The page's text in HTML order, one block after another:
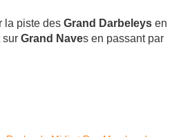
la piste des Grand Darbeleys en
sur Grand Naves en passant par